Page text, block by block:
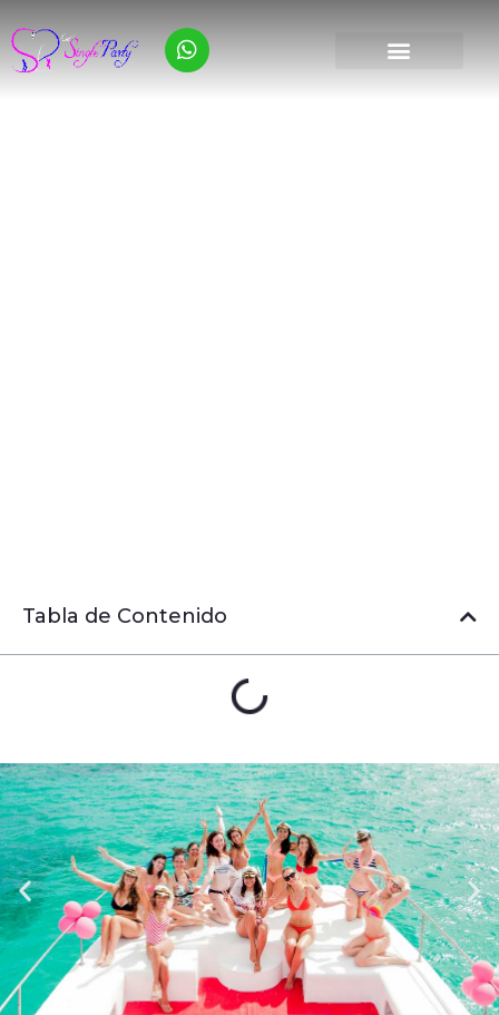
Tabla de Contenido